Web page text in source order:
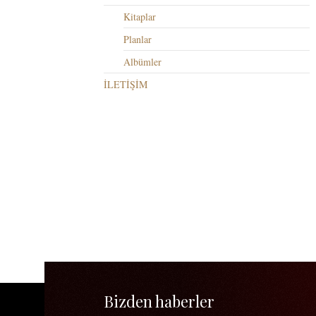
Kitaplar
Planlar
Albümler
İLETİŞİM
Bizden haberler